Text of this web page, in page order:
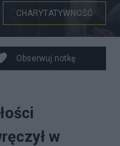
CHARYTATYWNOŚĆ
Obserwuj notkę
w